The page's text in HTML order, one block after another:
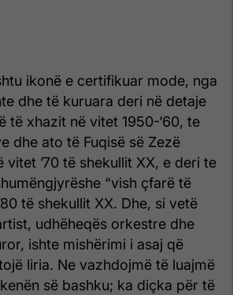
ikonë e certifikuar mode, nga
dhe të kuruara deri në detaje
të xhazit në vitet 1950-‘60, te
dhe ato të Fuqisë së Zezë
vitet ’70 të shekullit XX, e deri te
“vish çfarë të
të shekullit XX. Dhe, si vetë
udhëheqës orkestre dhe
ishte mishërimi i asaj që
liria. Ne vazhdojmë të luajmë
së bashku; ka diçka për të